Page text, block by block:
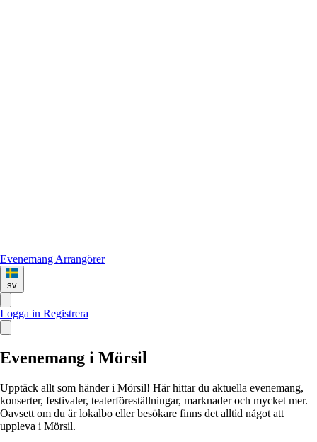
Evenemang Arrangörer
sv
Logga in Registrera
Evenemang i Mörsil
Upptäck allt som händer i Mörsil! Här hittar du aktuella evenemang,
konserter, festivaler, teaterföreställningar, marknader och mycket mer.
Oavsett om du är lokalbo eller besökare finns det alltid något att
uppleva i Mörsil.